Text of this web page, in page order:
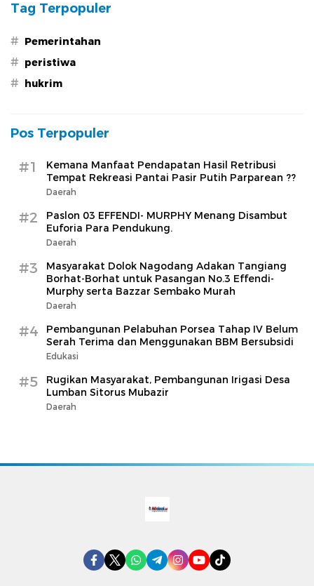
Tag Terpopuler
# Pemerintahan
# peristiwa
# hukrim
Pos Terpopuler
#1
Kemana Manfaat Pendapatan Hasil Retribusi
Tempat Rekreasi Pantai Pasir Putih Parparean ??
Daerah
#2
Paslon 03 EFFENDI- MURPHY Menang Disambut
Euforia Para Pendukung.
Daerah
#3
Masyarakat Dolok Nagodang Adakan Tangiang
Borhat-Borhat untuk Pasangan No.3 Effendi-
Murphy serta Bazzar Sembako Murah
Daerah
#4
Pembangunan Pelabuhan Porsea Tahap IV Belum
Serah Terima dan Menggunakan BBM Bersubsidi
Edukasi
#5
Rugikan Masyarakat, Pembangunan Irigasi Desa
Lumban Sitorus Mubazir
Daerah